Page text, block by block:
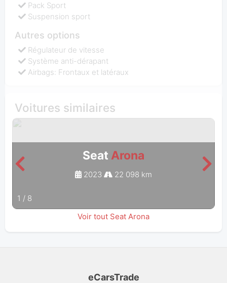
Pack Sport
Suspension sport
Autres options
Régulateur de vitesse
Système anti-dérapant
Airbags: Frontaux et latéraux
Voitures similaires
Seat Arona
2023 22 098 km
1 / 8
Voir tout Seat Arona
eCarsTrade